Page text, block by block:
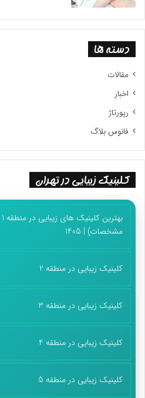
دسته ها
مقالات
اخبار
رپورتاژ
فانوس بلاگ
کلینیک زیبایی در تهران
مشخصات) | 1405
کلینیک زیبایی در منطقه 2
کلینیک زیبایی در منطقه 3
کلینیک زیبایی در منطقه 4
کلینیک زیبایی در منطقه 5